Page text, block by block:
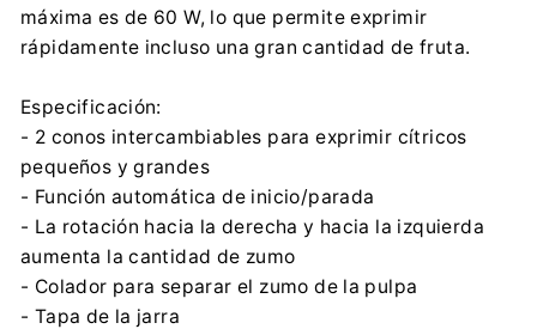
máxima es de 60 W, lo que permite exprimir
rápidamente incluso una gran cantidad de fruta.
Especificación:
- 2 conos intercambiables para exprimir cítricos
pequeños y grandes
- Función automática de inicio/parada
- La rotación hacia la derecha y hacia la izquierda
aumenta la cantidad de zumo
- Colador para separar el zumo de la pulpa
- Tapa de la jarra